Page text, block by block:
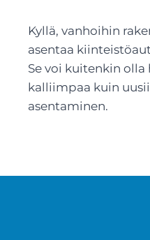
Kyllä, vanhoihin
asentaa
Se voi kuitenkin olla
kalliimpaa kuin
asentaminen.